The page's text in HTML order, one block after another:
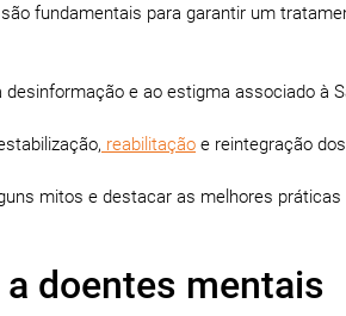
fundamentais para garantir um
e ao estigma associado à
reabilitação e reintegração dos
mitos e destacar as melhores práticas
doentes mentais